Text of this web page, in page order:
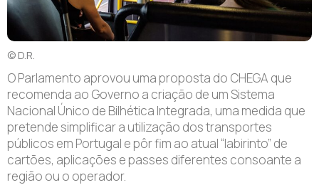
© D.R.
O Parlamento aprovou uma proposta do CHEGA que
recomenda ao Governo a criação de um Sistema
Nacional Único de Bilhética Integrada, uma medida que
pretende simplificar a utilização dos transportes
públicos em Portugal e pôr fim ao atual “labirinto” de
cartões, aplicações e passes diferentes consoante a
região ou o operador.